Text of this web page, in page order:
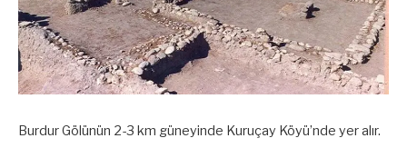
Burdur Gölünün 2-3 km güneyinde Kuruçay Köyü’nde yer alır.